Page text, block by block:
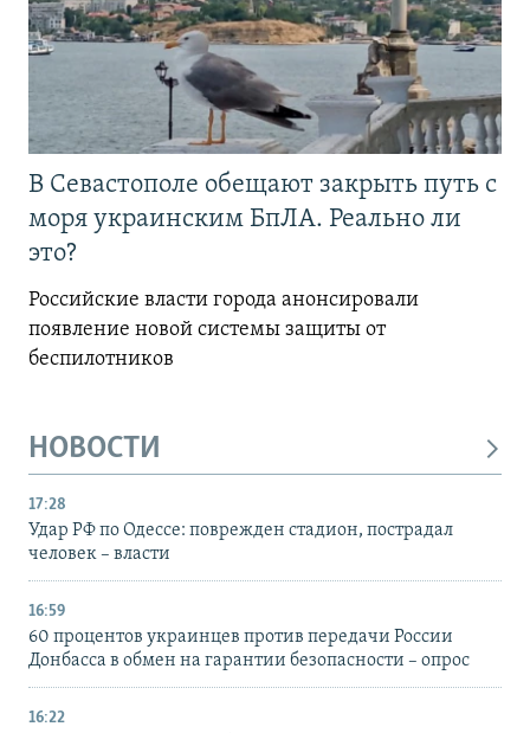
В Севастополе обещают закрыть путь с
моря украинским БпЛА. Реально ли
это?
Российские власти города анонсировали
появление новой системы защиты от
беспилотников
НОВОСТИ
17:28
Удар РФ по Одессе: поврежден стадион, пострадал
человек – власти
16:59
60 процентов украинцев против передачи России
Донбасса в обмен на гарантии безопасности – опрос
16:22